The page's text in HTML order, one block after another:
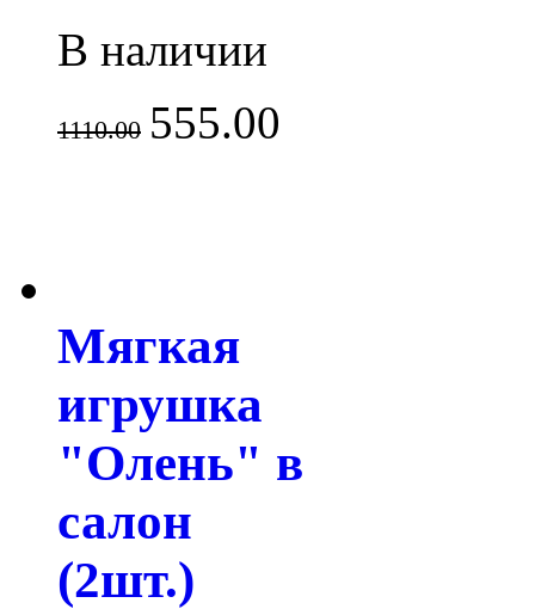
В наличии
1110.00 555.00
Мягкая
игрушка
"Олень" в
салон
(2шт.)